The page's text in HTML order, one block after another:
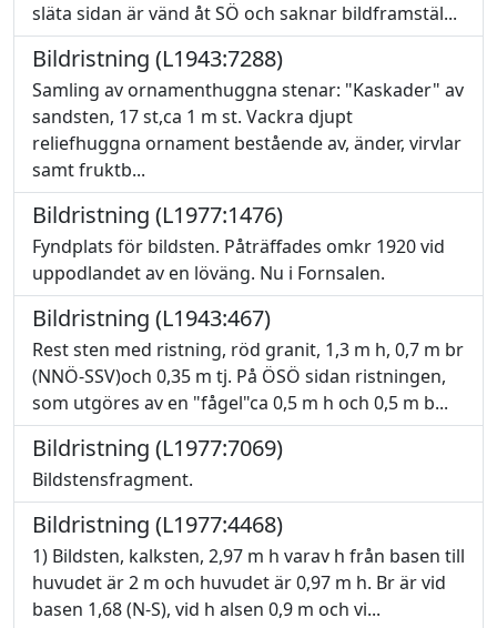
släta sidan är vänd åt SÖ och saknar bildframstäl...
Bildristning (L1943:7288)
Samling av ornamenthuggna stenar: "Kaskader" av
sandsten, 17 st,ca 1 m st. Vackra djupt
reliefhuggna ornament bestående av, änder, virvlar
samt fruktb...
Bildristning (L1977:1476)
Fyndplats för bildsten. Påträffades omkr 1920 vid
uppodlandet av en löväng. Nu i Fornsalen.
Bildristning (L1943:467)
Rest sten med ristning, röd granit, 1,3 m h, 0,7 m br
(NNÖ-SSV)och 0,35 m tj. På ÖSÖ sidan ristningen,
som utgöres av en "fågel"ca 0,5 m h och 0,5 m b...
Bildristning (L1977:7069)
Bildstensfragment.
Bildristning (L1977:4468)
1) Bildsten, kalksten, 2,97 m h varav h från basen till
huvudet är 2 m och huvudet är 0,97 m h. Br är vid
basen 1,68 (N-S), vid h alsen 0,9 m och vi...